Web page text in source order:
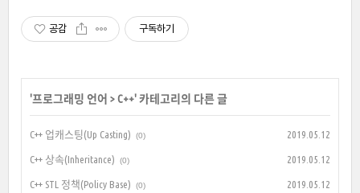
공감 구독하기
'프로그래밍 언어 >C++' 카테고리의 다른 글
C++ 업캐스팅(Up Casting) (0) 2019.05.12
C++ 상속(Inheritance) (0) 2019.05.12
C++ STL 정책(Policy Base) (0) 2019.05.12